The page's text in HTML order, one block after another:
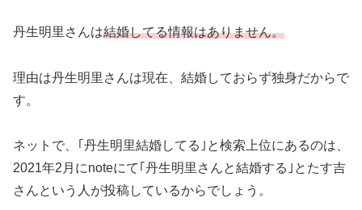
丹生明里さんは結婚してる情報はありません。
理由は丹生明里さんは現在、結婚しておらず独身だからで
す。
ネットで、｢丹生明里結婚してる｣と検索上位にあるのは、
2021年2月にnoteにて｢丹生明里さんと結婚する｣とたす吉
さんという人が投稿しているからでしょう。